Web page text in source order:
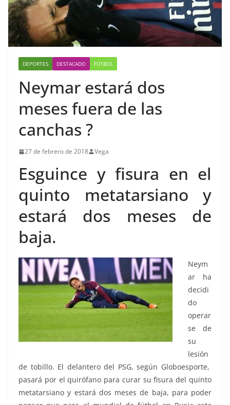
DEPORTES DESTACADO FÚTBOL
Neymar estará dos
meses fuera de las
canchas ?
27 de febrero de 2018 Vega
Esguince y fisura en el
quinto metatarsiano y
estará dos meses de
baja.
Neym
ar ha
decidi
do
operar
se de
su
lesión
de tobillo. El delantero del PSG, según Globoesporte,
pasará por el quirófano para curar su fisura del quinto
metatarsiano y estará dos meses de baja, para poder